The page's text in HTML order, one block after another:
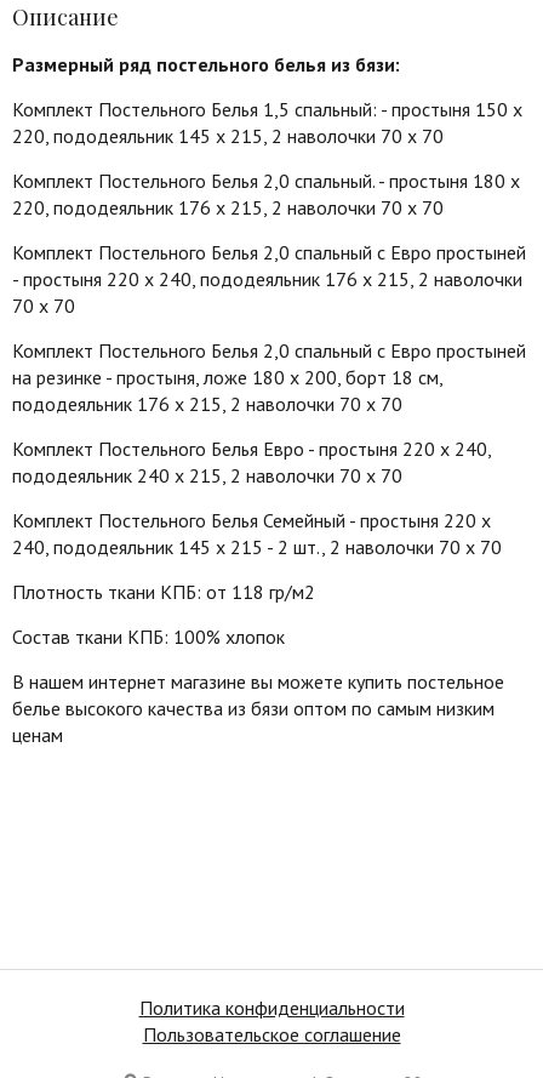
Описание
Размерный ряд постельного белья из бязи:
Комплект Постельного Белья 1,5 спальный: - простыня 150 х
220, пододеяльник 145 х 215, 2 наволочки 70 х 70
Комплект Постельного Белья 2,0 спальный. - простыня 180 х
220, пододеяльник 176 х 215, 2 наволочки 70 х 70
Комплект Постельного Белья 2,0 спальный с Евро простыней
- простыня 220 х 240, пододеяльник 176 х 215, 2 наволочки
70 х 70
Комплект Постельного Белья 2,0 спальный с Евро простыней
на резинке - простыня, ложе 180 х 200, борт 18 см,
пододеяльник 176 х 215, 2 наволочки 70 х 70
Комплект Постельного Белья Евро - простыня 220 х 240,
пододеяльник 240 х 215, 2 наволочки 70 х 70
Комплект Постельного Белья Семейный - простыня 220 х
240, пододеяльник 145 х 215 - 2 шт., 2 наволочки 70 х 70
Плотность ткани КПБ: от 118 гр/м2
Состав ткани КПБ: 100% хлопок
В нашем интернет магазине вы можете купить постельное
белье высокого качества из бязи оптом по самым низким
ценам
Политика конфиденциальности
Пользовательское соглашение